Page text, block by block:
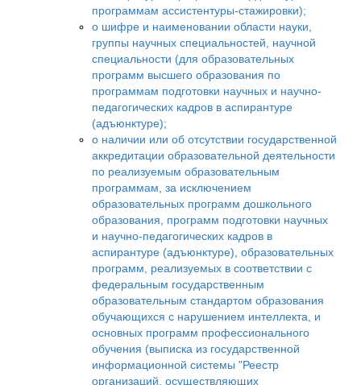
программам ассистентуры-стажировки);
о шифре и наименовании области науки,
группы научных специальностей, научной
специальности (для образовательных
программ высшего образования по
программам подготовки научных и научно-
педагогических кадров в аспирантуре
(адъюнктуре);
о наличии или об отсутствии государственной
аккредитации образовательной деятельности
по реализуемым образовательным
программам, за исключением
образовательных программ дошкольного
образования, программ подготовки научных
и научно-педагогических кадров в
аспирантуре (адъюнктуре), образовательных
программ, реализуемых в соответствии с
федеральным государственным
образовательным стандартом образования
обучающихся с нарушением интеллекта, и
основных программ профессионального
обучения (выписка из государственной
информационной системы "Реестр
организаций, осуществляющих